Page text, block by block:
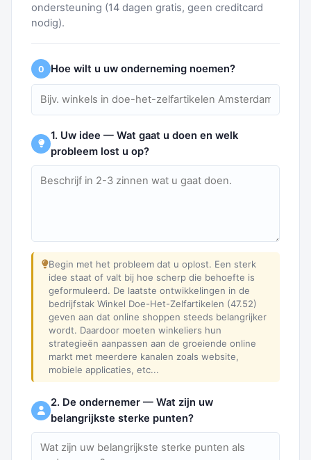
ondersteuning (14 dagen gratis, geen creditcard
nodig).
0 Hoe wilt u uw onderneming noemen?
1. Uw idee — Wat gaat u doen en welk
probleem lost u op?
Begin met het probleem dat u oplost. Een sterk
idee staat of valt bij hoe scherp die behoefte is
geformuleerd. De laatste ontwikkelingen in de
bedrijfstak Winkel Doe-Het-Zelfartikelen (47.52)
geven aan dat online shoppen steeds belangrijker
wordt. Daardoor moeten winkeliers hun
strategieën aanpassen aan de groeiende online
markt met meerdere kanalen zoals website,
mobiele applicaties, etc...
2. De ondernemer — Wat zijn uw
belangrijkste sterke punten?